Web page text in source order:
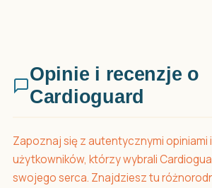
Opinie i recenzje o
Cardioguard
Zapoznaj się z autentycznymi opiniami
użytkowników, którzy wybrali
swojego serca. Znajdziesz tu